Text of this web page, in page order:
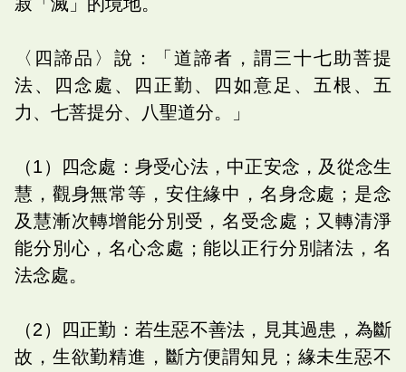
〈四諦品〉說：「道諦者，謂三十七助菩提
法、四念處、四正勤、四如意足、五根、五
力、七菩提分、八聖道分。」
（1）四念處：身受心法，中正安念，及從念生
慧，觀身無常等，安住緣中，名身念處；是念
及慧漸次轉增能分別受，名受念處；又轉清淨
能分別心，名心念處；能以正行分別諸法，名
法念處。
（2）四正勤：若生惡不善法，見其過患，為斷
故，生欲勤精進，斷方便謂知見；緣未生惡不